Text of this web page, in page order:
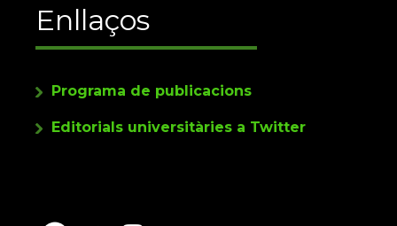
Enllaços
Programa de publicacions
Editorials universitàries a Twitter